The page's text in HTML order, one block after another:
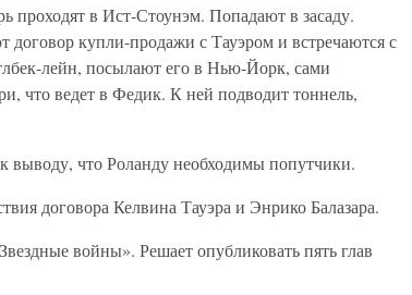
проходят в Ист-Стоунэм. Попадают в засаду.
купли-продажи с Тауэром и встречаются с
лейн, посылают его в Нью-Йорк, сами
что ведет в Федик. К ней подводит тоннель,
выводу, что Роланду необходимы попутчики.
договора Келвина Тауэра и Энрико Балазара.
войны». Решает опубликовать пять глав